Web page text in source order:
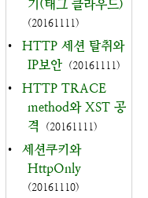
기(태그 클라우드)
(20161111)
•
HTTP 세션 탈취와
IP보안 (20161111)
•
HTTP TRACE
method와 XST 공
격
(20161111)
•
세션쿠키와
HttpOnly
(20161110)